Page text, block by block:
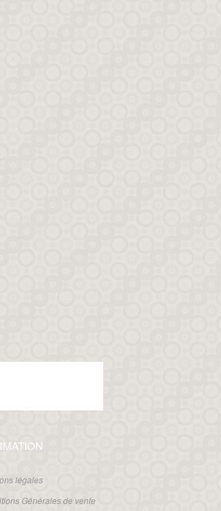
légales
Générales de vente